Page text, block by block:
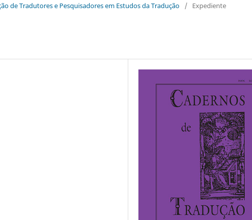
de Tradutores e Pesquisadores em Estudos da Tradução / Expediente